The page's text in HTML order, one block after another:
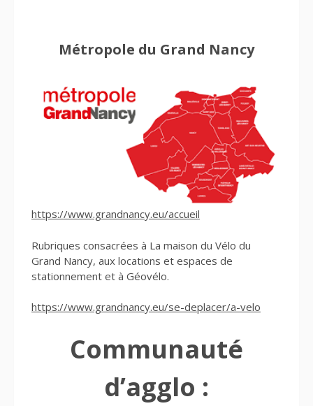
Métropole du Grand Nancy
https://www.grandnancy.eu/accueil
Rubriques consacrées à La maison du Vélo du
Grand Nancy, aux locations et espaces de
stationnement et à Géovélo.
https://www.grandnancy.eu/se-deplacer/a-velo
Communauté
d’agglo :